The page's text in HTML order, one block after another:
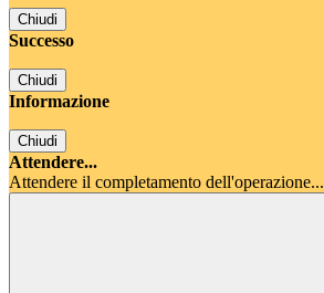
Chiudi
Successo
Chiudi
Informazione
Chiudi
Attendere...
Attendere il completamento dell'operazione...